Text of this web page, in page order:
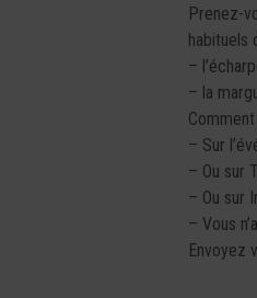
Prenez-
habituels
–
– la
– Sur
– Ou sur
– Ou sur
– Vous
Envoyez